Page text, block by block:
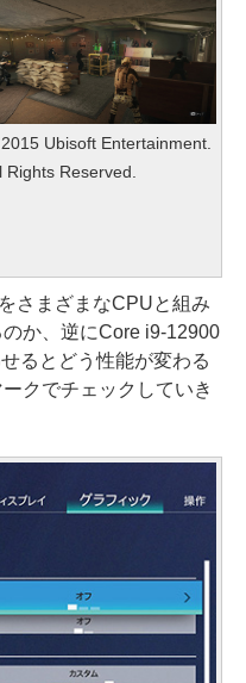
Ubisoft Entertainment.
Rights Reserved.
さまざまなCPUと組み
か、逆にCore i9-12900
るとどう性能が変わる
クでチェックしていき